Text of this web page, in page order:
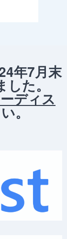
年7月末
した。
ディス
。